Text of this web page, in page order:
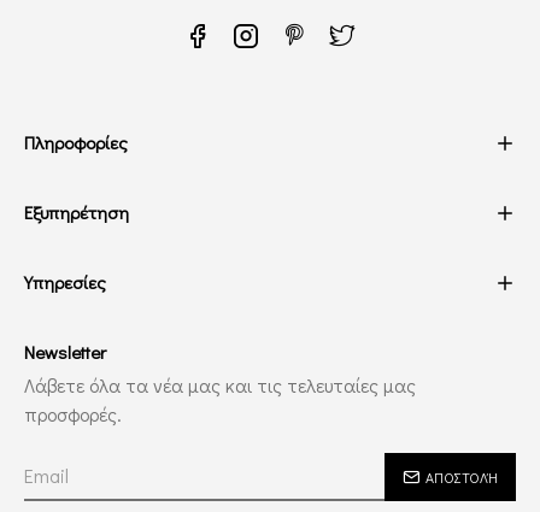
Πληροφορίες
Εξυπηρέτηση
Υπηρεσίες
Newsletter
Λάβετε όλα τα νέα μας και τις τελευταίες μας
προσφορές.
ΑΠΟΣΤΟΛΉ